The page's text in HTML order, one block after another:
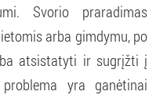
Svorio praradimas
arba gimdymu, po
atsistatyti ir sugrįžti į
yra ganėtinai